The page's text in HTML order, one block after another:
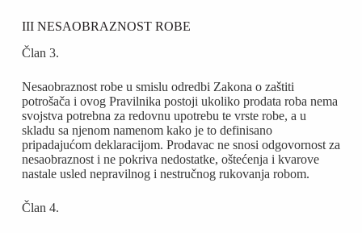
III NESAOBRAZNOST ROBE
Član 3.
Nesaobraznost robe u smislu odredbi Zakona o zaštiti
potrošača i ovog Pravilnika postoji ukoliko prodata roba nema
svojstva potrebna za redovnu upotrebu te vrste robe, a u
skladu sa njenom namenom kako je to definisano
pripadajućom deklaracijom. Prodavac ne snosi odgovornost za
nesaobraznost i ne pokriva nedostatke, oštećenja i kvarove
nastale usled nepravilnog i nestručnog rukovanja robom.
Član 4.